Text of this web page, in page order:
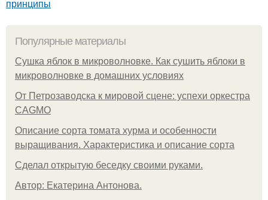
принципы
Популярные материалы
Сушка яблок в микроволновке. Как сушить яблоки в
микроволновке в домашних условиях
От Петрозаводска к мировой сцене: успехи оркестра
CAGMO
Описание сорта томата хурма и особенности
выращивания. Характеристика и описание сорта
Сделал открытую беседку своими руками.
Автор: Екатерина Антонова.